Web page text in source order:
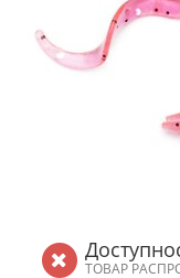
ТОВАР